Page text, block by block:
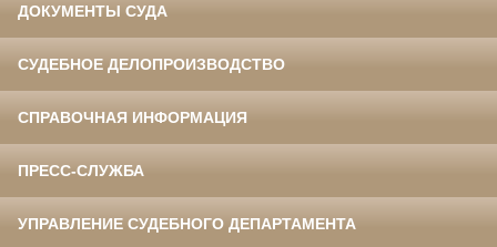
ДОКУМЕНТЫ СУДА
СУДЕБНОЕ ДЕЛОПРОИЗВОДСТВО
СПРАВОЧНАЯ ИНФОРМАЦИЯ
ПРЕСС-СЛУЖБА
УПРАВЛЕНИЕ СУДЕБНОГО ДЕПАРТАМЕНТА